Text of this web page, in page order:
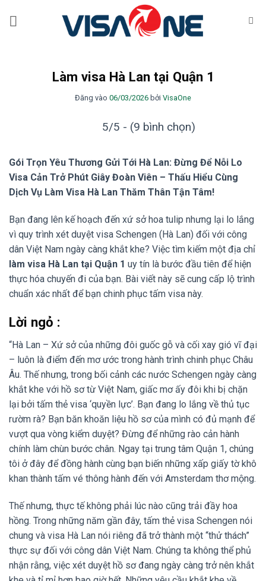
Làm visa Hà Lan tại Quận 1
Đăng vào 06/03/2026 bởi VisaOne
5/5 - (9 bình chọn)
Gói Trọn Yêu Thương Gửi Tới Hà Lan: Đừng Để Nỗi Lo
Visa Cản Trở Phút Giây Đoàn Viên – Thấu Hiểu Cùng
Dịch Vụ Làm Visa Hà Lan Thăm Thân Tận Tâm!
Bạn đang lên kế hoạch đến xứ sở hoa tulip nhưng lại lo lắng
vì quy trình xét duyệt visa Schengen (Hà Lan) đối với công
dân Việt Nam ngày càng khắt khe? Việc tìm kiếm một địa chỉ
làm visa Hà Lan tại Quận 1 uy tín là bước đầu tiên để hiện
thực hóa chuyến đi của bạn. Bài viết này sẽ cung cấp lộ trình
chuẩn xác nhất để bạn chinh phục tấm visa này.
Lời ngỏ :
“Hà Lan – Xứ sở của những đôi guốc gỗ và cối xay gió vĩ đại
– luôn là điểm đến mơ ước trong hành trình chinh phục Châu
Âu. Thế nhưng, trong bối cảnh các nước Schengen ngày càng
khắt khe với hồ sơ từ Việt Nam, giấc mơ ấy đôi khi bị chặn
lại bởi tấm thẻ visa ‘quyền lực’. Bạn đang lo lắng về thủ tục
rườm rà? Bạn băn khoăn liệu hồ sơ của mình có đủ mạnh để
vượt qua vòng kiểm duyệt? Đừng để những rào cản hành
chính làm chùn bước chân. Ngay tại trung tâm Quận 1, chúng
tôi ở đây để đồng hành cùng bạn biến những xấp giấy tờ khô
khan thành tấm vé thông hành đến với Amsterdam thơ mộng.
Thế nhưng, thực tế không phải lúc nào cũng trải đầy hoa
hồng. Trong những năm gần đây, tấm thẻ visa Schengen nói
chung và visa Hà Lan nói riêng đã trở thành một “thử thách”
thực sự đối với công dân Việt Nam. Chúng ta không thể phủ
nhận rằng, việc xét duyệt hồ sơ đang ngày càng trở nên khắt